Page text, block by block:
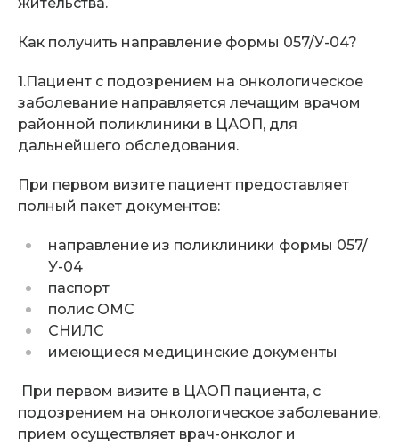
Как получить направление формы 057/У-04?
1.Пациент с подозрением на онкологическое
заболевание направляется лечащим врачом
районной поликлиники в ЦАОП, для
дальнейшего обследования.
При первом визите пациент предоставляет
полный пакет документов:
направление из поликлиники формы 057/
У-04
паспорт
полис ОМС
СНИЛС
имеющиеся медицинские документы
При первом визите в ЦАОП пациента, с
подозрением на онкологическое заболевание,
прием осуществляет врач-онколог и